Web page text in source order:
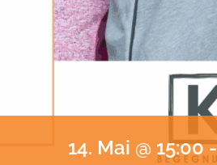
14. Mai @ 15:00